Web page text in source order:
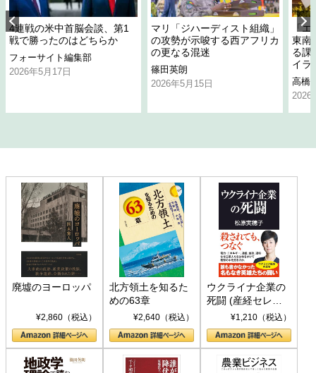
4連戦の米中首脳会談、第1
戦で勝ったのはどちらか
フォーサイト編集部
2026年5月17日
マリ「ジハーディスト組織」
の攻勢が示唆する西アフリカ
の更なる混迷
篠田英朗
2026年5月15日
「
東南
る課
イラ
高橋
2026
廃墟のヨーロッパ
¥2,860（税込）
北方領土を知るた
めの63章
¥2,640（税込）
ウクライナ企業の
死闘 (産経セレク
ト S 039)¥1,210（税込）